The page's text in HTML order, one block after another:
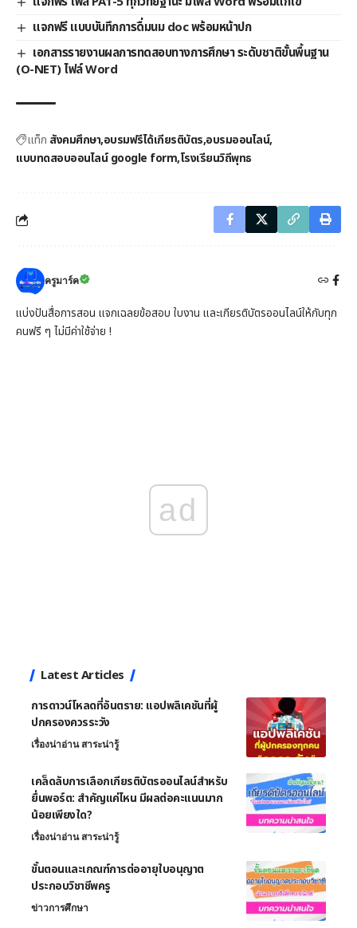
แจกฟรี แบบบันทึกการดื่มนม doc พร้อมหน้าปก
เอกสารรายงานผลการทดสอบทางการศึกษา ระดับชาติขั้นพื้นฐาน
(O-NET) ไฟล์ Word
แท็ก สังคมศึกษา อบรมฟรีได้เกียรติบัตร อบรมออนไลน์
แบบทดสอบออนไลน์ google form โรงเรียนวิถีพุทธ
ครูมาร์ค
แบ่งปันสื่อการสอน แจกเฉลยข้อสอบ ใบงาน และเกียรติบัตรออนไลน์ให้กับทุก
คนฟรี ๆ ไม่มีค่าใช้จ่าย !
ad
Latest Articles
การดาวน์โหลดที่อันตราย: แอปพลิเคชันที่ผู้
ปกครองควรระวัง
เรื่องน่าอ่าน สาระน่ารู้
เคล็ดลับการเลือกเกียรติบัตรออนไลน์สำหรับ
ยื่นพอร์ต: สำคัญแค่ไหน มีผลต่อคะแนนมาก
น้อยเพียงใด?
เรื่องน่าอ่าน สาระน่ารู้
ขั้นตอนและเกณฑ์การต่ออายุใบอนุญาต
ประกอบวิชาชีพครู
ข่าวการศึกษา